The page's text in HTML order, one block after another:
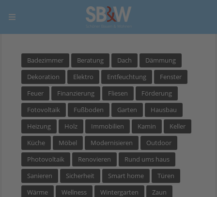
Badezimmer Beratung Dach
Dämmung
Dekoration
Elektro Entfeuchtung
Fenster
Feuer
Finanzierung Fliesen
Förderung
Fotovoltaik
Fußboden Garten
Hausbau
Heizung
Holz Immobilien Kamin
Keller
Küche
Möbel Modernisieren
Outdoor
Photovoltaik
Renovieren
Rund ums haus
Sanieren
Sicherheit Smart home
Türen
Wärme
Wellness Wintergarten Zaun